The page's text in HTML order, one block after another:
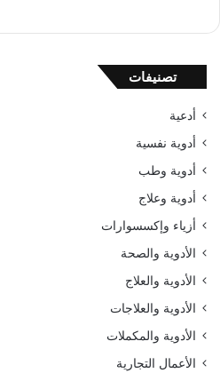
تصنيفات
أدعية
أدوية نفسية
أدوية وطب
أدوية وعلاج
أزياء وإكسسوارات
الأدوية والصحة
الأدوية والعلاج
الأدوية والعلاجات
الأدوية والمكملات
الأعمال التجارية